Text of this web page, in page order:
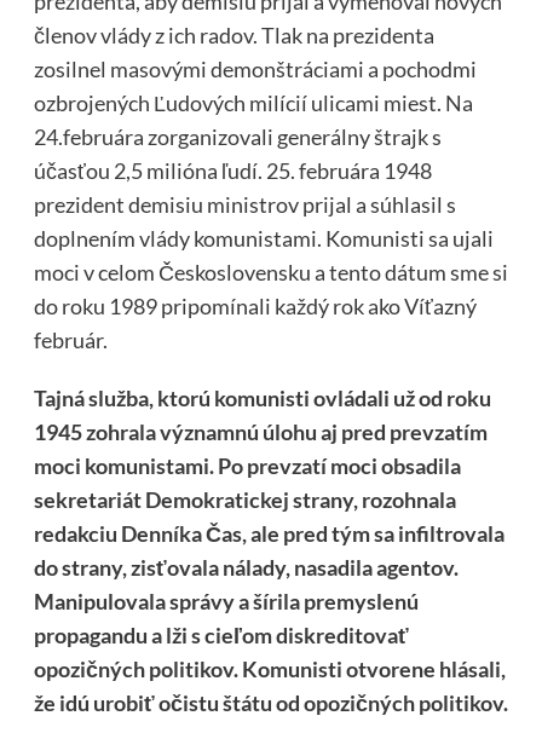
členov vlády z ich radov. Tlak na prezidenta
zosilnel masovými demonštráciami a pochodmi
ozbrojených Ľudových milícií ulicami miest. Na
24.februára zorganizovali generálny štrajk s
účasťou 2,5 milióna ľudí. 25. februára 1948
prezident demisiu ministrov prijal a súhlasil s
doplnením vlády komunistami. Komunisti sa ujali
moci v celom Československu a tento dátum sme si
do roku 1989 pripomínali každý rok ako Víťazný
február.
Tajná služba, ktorú komunisti ovládali už od roku
1945 zohrala významnú úlohu aj pred prevzatím
moci komunistami. Po prevzatí moci obsadila
sekretariát Demokratickej strany, rozohnala
redakciu Denníka Čas, ale pred tým sa infiltrovala
do strany, zisťovala nálady, nasadila agentov.
Manipulovala správy a šírila premyslenú
propagandu a lži s cieľom diskreditovať
opozičných politikov. Komunisti otvorene hlásali,
že idú urobiť očistu štátu od opozičných politikov.